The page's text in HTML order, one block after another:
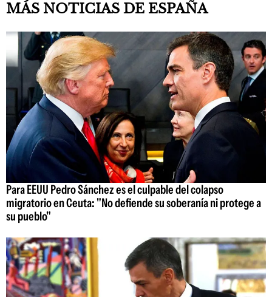
MÁS NOTICIAS DE ESPAÑA
Para EEUU Pedro Sánchez es el culpable del colapso
migratorio en Ceuta: "No defiende su soberanía ni protege a
su pueblo"